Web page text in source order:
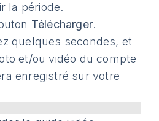
la période.
Télécharger.
quelques secondes, et
et/ou vidéo du compte
enregistré sur votre